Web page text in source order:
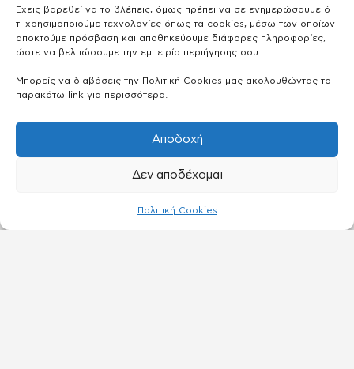
Έχεις βαρεθεί να το βλέπεις, όμως πρέπει να σε ενημερώσουμε ό
τι χρησιμοποιούμε τεχνολογίες όπως τα cookies, μέσω των οποίων
αποκτούμε πρόσβαση και αποθηκεύουμε διάφορες πληροφορίες,
ώστε να βελτιώσουμε την εμπειρία περιήγησης σου.
Μπορείς να διαβάσεις την Πολιτική Cookies μας ακολουθώντας το
παρακάτω link για περισσότερα.
Αποδοχή
Δεν αποδέχομαι
Πολιτική Cookies